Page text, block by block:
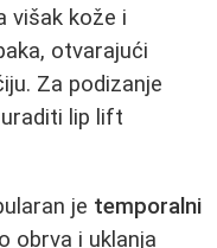
višak kože i
otvarajući
Za podizanje
lip lift
je temporalni
obrva i uklanja